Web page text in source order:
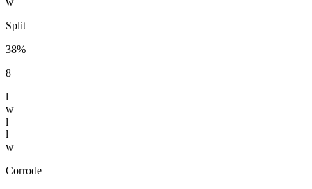
Split
38%
8
l
w
l
l
w
Corrode